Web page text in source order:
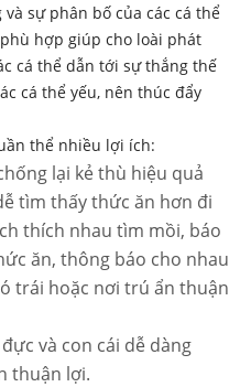
sự phân bố của các cá thể
hợp giúp cho loài phát
cá thể dẫn tới sự thắng thế
cá thể yếu, nên thúc đẩy
thể nhiều lợi ích:
lại kẻ thù hiệu quả
tìm thấy thức ăn hơn đi
thích nhau tìm mồi, báo
ăn, thông báo cho nhau
trái hoặc nơi trú ẩn thuận
và con cái dễ dàng
thuận lợi.